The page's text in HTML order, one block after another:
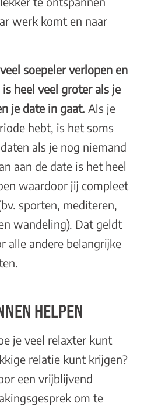
werk komt en naar
soepeler verlopen en
is heel veel groter als je
je date in gaat. Als je
hebt, is het soms
als je nog niemand
aan de date is het heel
waardoor jij compleet
sporten, mediteren,
wandeling). Dat geldt
alle andere belangrijke
HELPEN
je veel relaxter kunt
relatie kunt krijgen?
een vrijblijvend
om te